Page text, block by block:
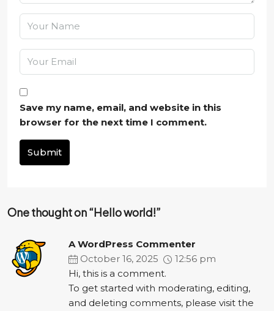
Save my name, email, and website in this
browser for the next time I comment.
Submit
One thought on “Hello world!”
A WordPress Commenter
October 16, 2025
12:56 pm
Hi, this is a comment.
To get started with moderating, editing,
and deleting comments, please visit the